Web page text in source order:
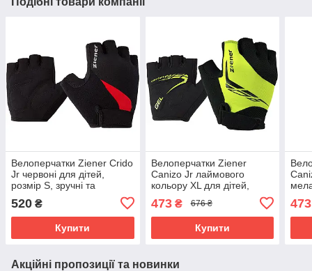
Велоперчатки Ziener Crido
Jr червоні для дітей,
розмір S, зручні та
520 ₴
Купити
Велоперчатки Ziener
Canizo Jr лаймового
кольору XL для дітей,
473₴ 676 ₴
Купити
473
Акційні пропозиції та новинки